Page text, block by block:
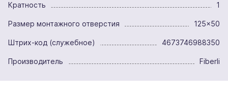
Кратность 1
Размер монтажного отверстия 125x50
Штрих-код (служебное) 4673746988350
Производитель Fiberli